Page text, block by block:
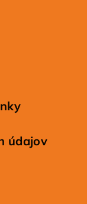
údajov